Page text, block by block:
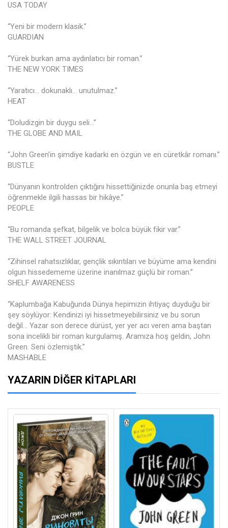
USA TODAY
“Yeni bir modern klasik.”
GUARDIAN
“Yürek burkan ama aydınlatıcı bir roman.”
THE NEW YORK TIMES
“Yaratıcı… dokunaklı… unutulmaz.”
HEAT
“Doludizgin bir duygu seli…”
THE GLOBE AND MAIL
“John Green’in şimdiye kadarki en özgün ve en cüretkâr romanı.”
BUSTLE
“Dünyanın kontrolden çıktığını hissettiğinizde onunla baş etmeyi
öğrenmekle ilgili hassas bir hikâye.”
PEOPLE
“Bu romanda şefkat, bilgelik ve bolca büyük fikir var.”
THE WALL STREET JOURNAL
“Zihinsel rahatsızlıklar, gençlik sıkıntıları ve büyüme ama kendini
olgun hissedememe üzerine inanılmaz güçlü bir roman.”
SHELF AWARENESS
“Kaplumbağa Kabuğunda Dünya hepimizin ihtiyaç duyduğu bir
şey söylüyor: Kendinizi iyi hissetmeyebilirsiniz ve bu sorun
değil… Yazar son derece dürüst, yer yer acı veren ama baştan
sona incelikli bir roman kurgulamış. Aramıza hoş geldin, John
Green. Seni özlemiştik.”
MASHABLE
YAZARIN DIĞER KITAPLARI